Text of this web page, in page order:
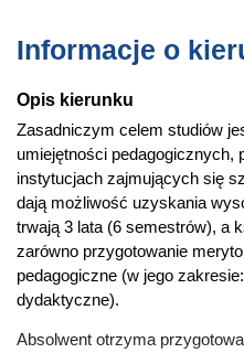
Informacje o
Opis kierunku
Zasadniczym celem studiów
umiejętności pedagogicznych,
instytucjach zajmujących się
dają możliwość uzyskania
trwają 3 lata (6 semestrów), a
zarówno przygotowanie
pedagogiczne (w jego
dydaktyczne).
Absolwent otrzyma